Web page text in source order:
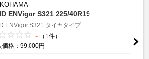
ENVigor S321 225/40R19
ENVigor S321 タイヤタイプ:
-
（1件）
価格：99,000円